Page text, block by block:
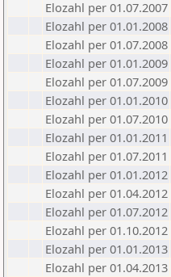
Elozahl per 01.07.2007
Elozahl per 01.01.2008
Elozahl per 01.07.2008
Elozahl per 01.01.2009
Elozahl per 01.07.2009
Elozahl per 01.01.2010
Elozahl per 01.07.2010
Elozahl per 01.01.2011
Elozahl per 01.07.2011
Elozahl per 01.01.2012
Elozahl per 01.04.2012
Elozahl per 01.07.2012
Elozahl per 01.10.2012
Elozahl per 01.01.2013
Elozahl per 01.04.2013